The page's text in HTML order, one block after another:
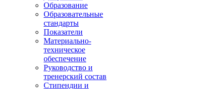
Образование
Образовательные
стандарты
Показатели
Материально-
техническое
обеспечение
Руководство и
тренерский состав
Стипендии и